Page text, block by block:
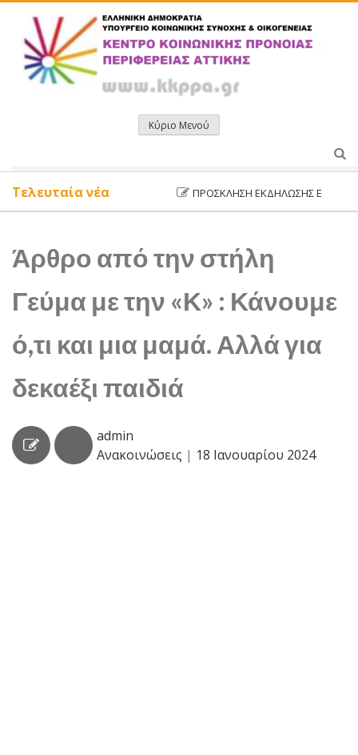
περιεχόμενο
Κύριο Μενού
ΠΡΌΣΚΛΗΣΗ ΕΚΔΉΛΩΣΗΣ
Τελευταία νέα
Άρθρο από την στήλη
Γεύμα με την «Κ» : Κάνουμε
ό,τι και μια μαμά. Αλλά για
δεκαέξι παιδιά
admin
Ανακοινώσεις | 18 Ιανουαρίου 2024